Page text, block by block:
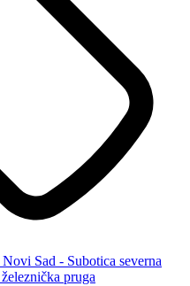
Novi Sad - Subotica severna
železnička pruga